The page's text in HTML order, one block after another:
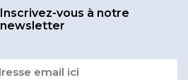
Inscrivez-vous à notre
newsletter